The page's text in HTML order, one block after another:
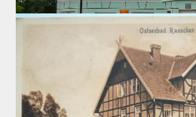
популярной курортной деревни.
Здание гостевого дома
Калининградский пр.35